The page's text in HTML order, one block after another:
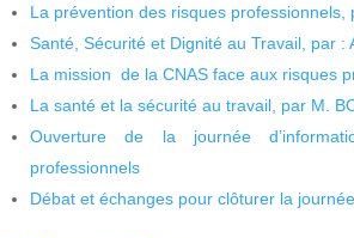
La prévention des risques professionnels,
Santé, Sécurité et Dignité au Travail, par :
La mission de la CNAS face aux risques
La santé et la sécurité au travail, par M.
Ouverture de la journée
professionnels
Débat et échanges pour clôturer la